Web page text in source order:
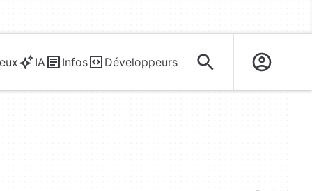
IA Infos Développeurs